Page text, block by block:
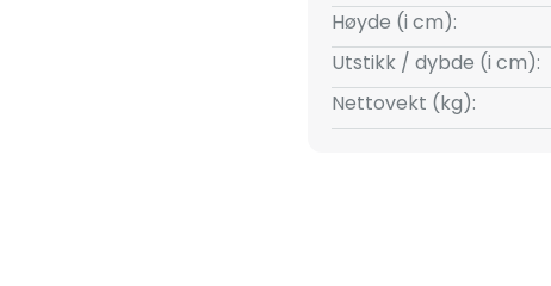
teknologier
Høyde (i cm):
Utstikk / dybde (i cm):
Nettovekt (kg):